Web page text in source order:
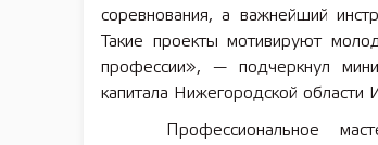
соревнования, а важнейший
Такие проекты мотивируют
профессии», — подчеркнул
капитала Нижегородской области
Профессиональное